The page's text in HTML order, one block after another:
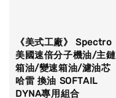
《美式工廠》 Spectro
美國速倍分子機油/主鏈
箱油/變速箱油/濾油芯
哈雷 換油 SOFTAIL
DYNA專用組合